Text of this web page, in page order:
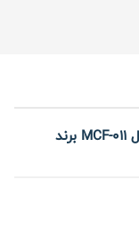
مشخصات فنی دستگاه بدنسازی مسگری مدل MCF-011 برند